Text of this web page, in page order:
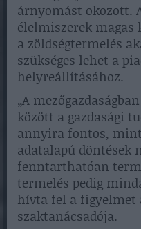
árnyomást okozott.
élelmiszerek
a zöldségtermelés
szükséges lehet a
helyreállításához.
„A
között a gazdasági
annyira fontos,
adatalapú döntések
fenntarthatóan
termelés pedig
hívta fel a figyelmet
szaktanácsadója.